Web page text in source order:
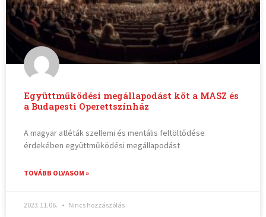
Együttműködési megállapodást köt a MASZ és
a Budapesti Operettszínház
A magyar atléták szellemi és mentális feltöltődése
érdekében együttműködési megállapodást
TOVÁBB OLVASOM »
2023.11.06. Nincs hozzászólás